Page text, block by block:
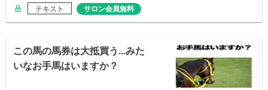
テキスト サロン会員無料
この馬の馬券は大抵買う...みた
いなお手馬はいますか？